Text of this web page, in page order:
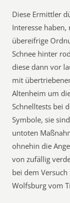
Diese Ermittler
Interesse
übereifrige
Schnee hinter
diese dann vor
mit
Altenheim um
Schnelltests bei
Symbole, sie
untoten
ohnehin die
von zufällig
bei dem
Wolfsburg vom